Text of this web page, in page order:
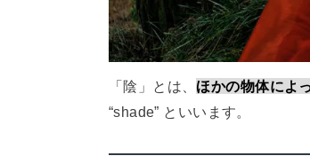
「陰」とは、 ほかの物体によ
“shade” といいます。